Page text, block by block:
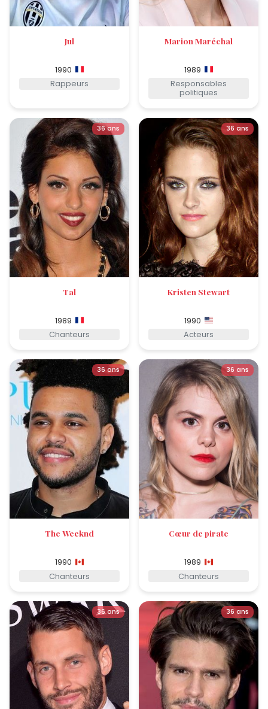
Jul
1990
Rappeurs
Marion Maréchal
1989
Responsables
politiques
36 ans
Tal
1989
Chanteurs
36 ans
Kristen Stewart
1990
Acteurs
36 ans
The Weeknd
1990
Chanteurs
36 ans
Cœur de pirate
1989
Chanteurs
36 ans 36 ans